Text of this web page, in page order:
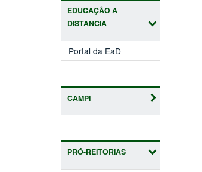
EDUCAÇÃO A
DISTÂNCIA
Portal da EaD
CAMPI
PRÓ-REITORIAS